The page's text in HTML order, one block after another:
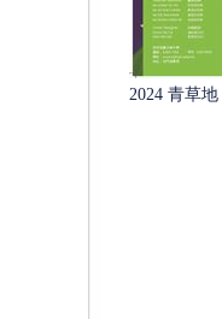
2024 青草地